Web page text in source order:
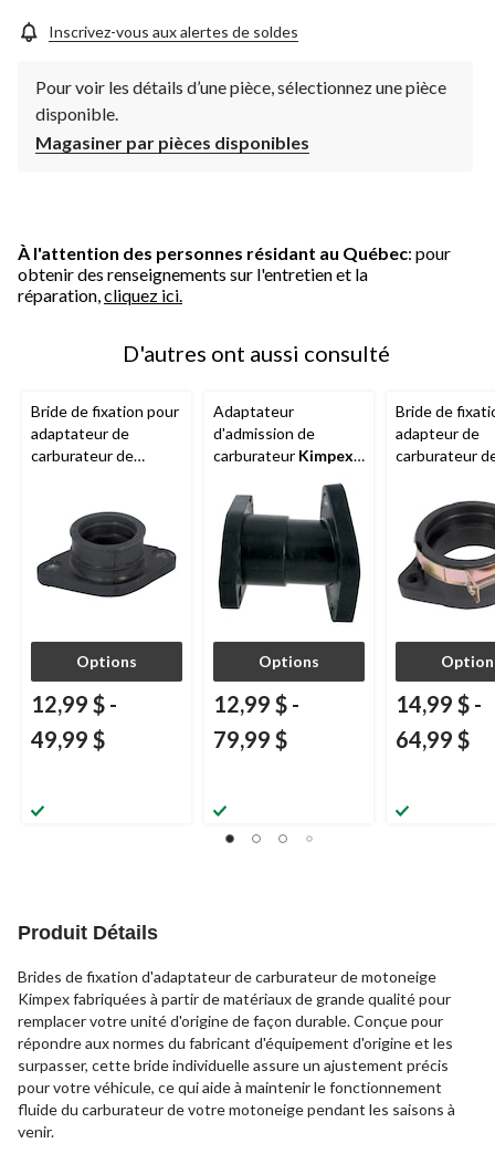
Inscrivez-vous aux alertes de soldes
Pour voir les détails d’une pièce, sélectionnez une pièce
disponible.
Magasiner par pièces disponibles
À l'attention des personnes résidant au Québec: pour
obtenir des renseignements sur l'entretien et la
réparation, cliquez ici.
D'autres ont aussi consulté
Bride de fixation pour
adaptateur de
carburateur de
Options
12,99 $ -
49,99 $
Adaptateur
d'admission de
carburateur Kimpex,
Options
12,99 $ -
79,99 $
Bride de
adapteur de
carburateur
Arctic Cat
14,99 $ -
64,99 $
Produit Détails
Brides de fixation d'adaptateur de carburateur de motoneige
Kimpex fabriquées à partir de matériaux de grande qualité pour
remplacer votre unité d'origine de façon durable. Conçue pour
répondre aux normes du fabricant d'équipement d'origine et les
surpasser, cette bride individuelle assure un ajustement précis
pour votre véhicule, ce qui aide à maintenir le fonctionnement
fluide du carburateur de votre motoneige pendant les saisons à
venir.